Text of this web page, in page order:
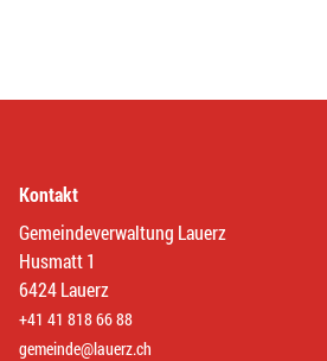
Kontakt
Gemeindeverwaltung Lauerz
Husmatt 1
6424 Lauerz
+41 41 818 66 88
gemeinde@lauerz.ch